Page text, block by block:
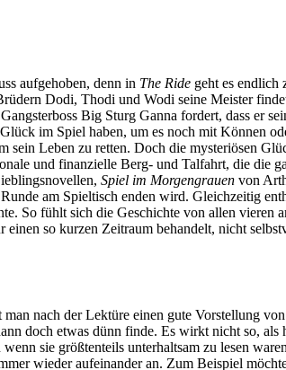
aufgehoben, denn in The Ride geht es
Dodi, Thodi und Wodi seine Meister
Big Sturg Ganna fordert, dass er
im Spiel haben, um es noch mit Können
sein Leben zu retten. Doch die mysteriösen
und finanzielle Berg- und Talfahrt, die
Spiel im Morgengrauen von
am Spieltisch enden wird. Gleichzeitig
So fühlt sich die Geschichte von allen vieren
so kurzen Zeitraum behandelt, nicht
nach der Lektüre einen gute Vorstellung
doch etwas dünn finde. Es wirkt nicht so,
sie größtenteils unterhaltsam zu lesen
wieder aufeinander an. Zum Beispiel